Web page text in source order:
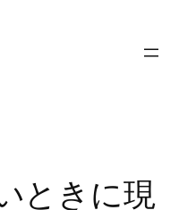
ときに現